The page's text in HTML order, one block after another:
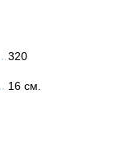
320
16 см.